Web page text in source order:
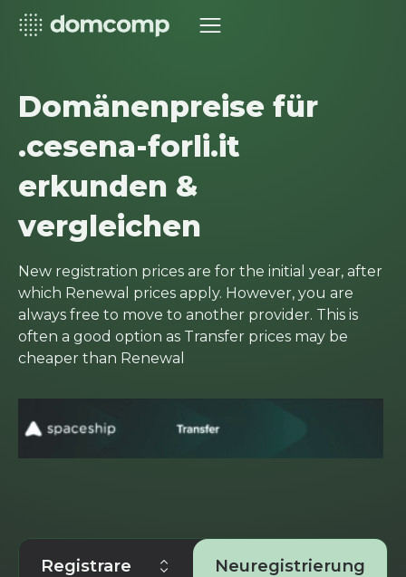
Domänenpreise für
.cesena-forli.it
erkunden &
vergleichen
New registration prices are for the initial year, after
which Renewal prices apply. However, you are
always free to move to another provider. This is
often a good option as Transfer prices may be
cheaper than Renewal
Registrare Neuregistrierung